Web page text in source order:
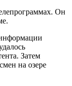
Он
Затем
на озере